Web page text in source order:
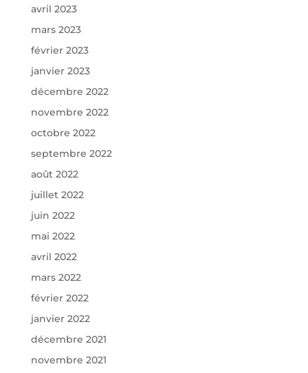
avril 2023
mars 2023
février 2023
janvier 2023
décembre 2022
novembre 2022
octobre 2022
septembre 2022
août 2022
juillet 2022
juin 2022
mai 2022
avril 2022
mars 2022
février 2022
janvier 2022
décembre 2021
novembre 2021